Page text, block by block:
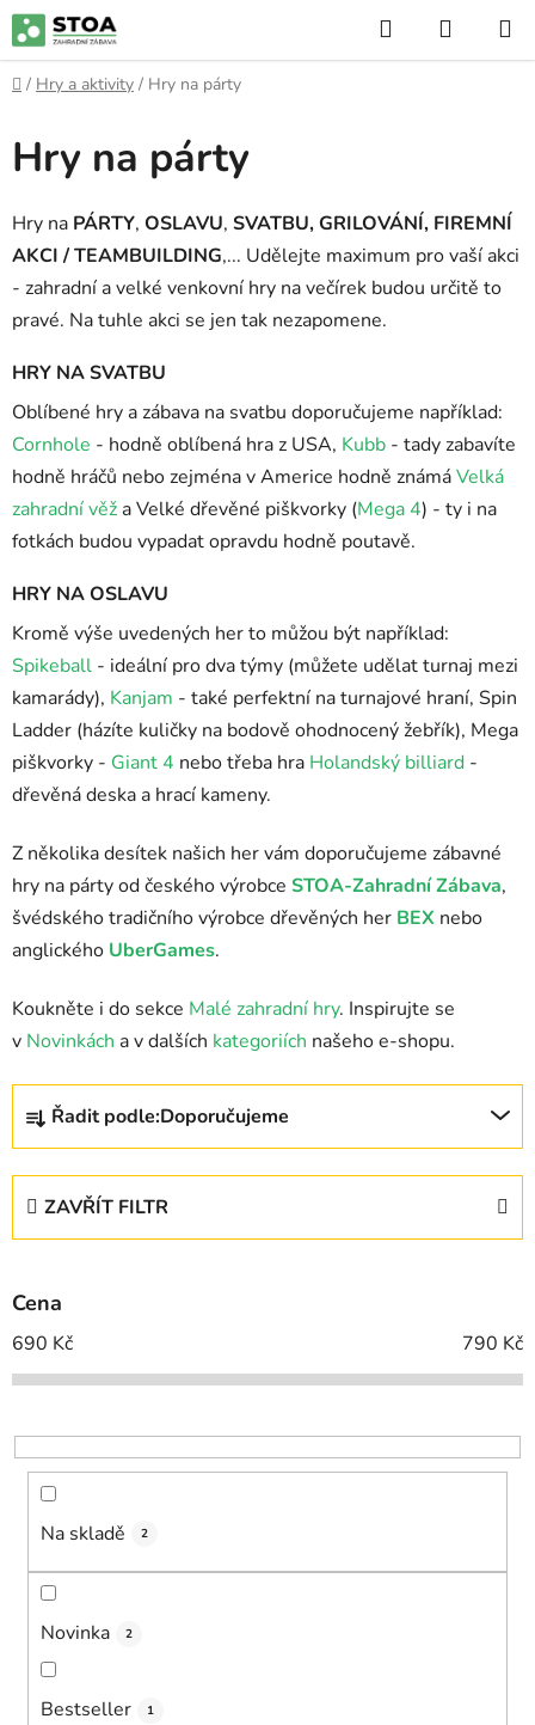
Přejít
na
obsah
Hledat
KOŠÍK
Domů
/ Hry a aktivity / Hry na párty
Hry na párty
Hry na PÁRTY, OSLAVU, SVATBU, GRILOVÁNÍ, FIREMNÍ
AKCI / TEAMBUILDING,... Udělejte maximum pro vaší akci
- zahradní a velké venkovní hry na večírek budou určitě to
pravé. Na tuhle akci se jen tak nezapomene.
HRY NA SVATBU
Oblíbené hry a zábava na svatbu doporučujeme například:
Cornhole - hodně oblíbená hra z USA, Kubb - tady zabavíte
hodně hráčů nebo zejména v Americe hodně známáVelká
zahradní věž a Velké dřevěné piškvorky (Mega 4) - ty i na
fotkách budou vypadat opravdu hodně poutavě.
HRY NA OSLAVU
Kromě výše uvedených her to můžou být například:
Spikeball - ideální pro dva týmy (můžete udělat turnaj mezi
kamarády), Kanjam - také perfektní na turnajové hraní, Spin
Ladder (házíte kuličky na bodově ohodnocený žebřík), Mega
piškvorky - Giant 4 nebo třeba hra Holandský billiard -
dřevěná deska a hrací kameny.
Z několika desítek našich her vám doporučujeme zábavné
hry na párty od českého výrobce STOA-Zahradní Zábava,
švédského tradičního výrobce dřevěných her BEX nebo
anglického UberGames.
Koukněte i do sekce Malé zahradní hry. Inspirujte se
v Novinkách a v dalších kategoriích našeho e-shopu.
Ř
z
p
r
o
d
k
t
Řadit podle:Doporučujeme
ZAVŘÍT FILTR
Cena
690 Kč 790 Kč
Na skladě 2
Novinka 2
Bestseller 1